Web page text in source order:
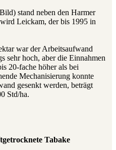
stand neben den Harmer
Leickam, der bis 1995 in
war der Arbeitsaufwand
sehr hoch, aber die Einnahmen
20-fache höher als bei
Mechanisierung konnte
gesenkt werden, beträgt
Std/ha.
Tabake